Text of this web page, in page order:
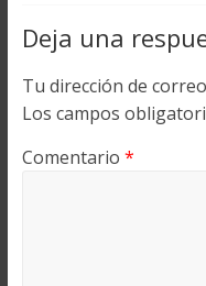
Deja una
Tu dirección de
Los campos
Comentario *